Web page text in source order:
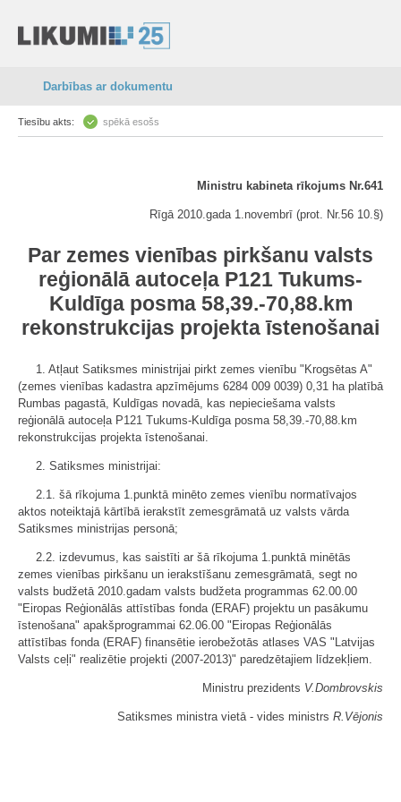
Darbības ar dokumentu
Tiesību akts: spēkā esošs
Ministru kabineta rīkojums Nr.641
Rīgā 2010.gada 1.novembrī (prot. Nr.56 10.§)
Par zemes vienības pirkšanu valsts
reģionālā autoceļa P121 Tukums-
Kuldīga posma 58,39.-70,88.km
rekonstrukcijas projekta īstenošanai
1. Atļaut Satiksmes ministrijai pirkt zemes vienību "Krogsētas A"
(zemes vienības kadastra apzīmējums 6284 009 0039) 0,31 ha platībā
Rumbas pagastā, Kuldīgas novadā, kas nepieciešama valsts
reģionālā autoceļa P121 Tukums-Kuldīga posma 58,39.-70,88.km
rekonstrukcijas projekta īstenošanai.
2. Satiksmes ministrijai:
2.1. šā rīkojuma 1.punktā minēto zemes vienību normatīvajos
aktos noteiktajā kārtībā ierakstīt zemesgrāmatā uz valsts vārda
Satiksmes ministrijas personā;
2.2. izdevumus, kas saistīti ar šā rīkojuma 1.punktā minētās
zemes vienības pirkšanu un ierakstīšanu zemesgrāmatā, segt no
valsts budžetā 2010.gadam valsts budžeta programmas 62.00.00
"Eiropas Reģionālās attīstības fonda (ERAF) projektu un pasākumu
īstenošana" apakšprogrammai 62.06.00 "Eiropas Reģionālās
attīstības fonda (ERAF) finansētie ierobežotās atlases VAS "Latvijas
Valsts ceļi" realizētie projekti (2007-2013)" paredzētajiem līdzekļiem.
Ministru prezidents V.Dombrovskis
Satiksmes ministra vietā - vides ministrs R.Vējonis